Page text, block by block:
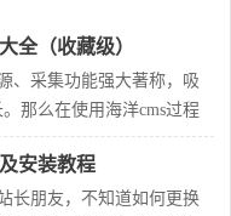
全（收藏级）
、采集功能强大著称，吸
那么在使用海洋cms过程
掌握的。下面是整理的海
对于做站朋友，一定有
海洋cms模板标签目录00.
安装教程
长朋友，不知道如何更换